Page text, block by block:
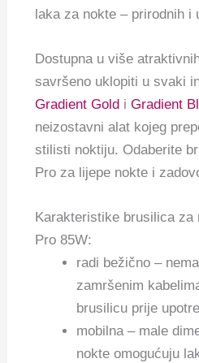
laka za nokte – prirodnih i
Dostupna u više
savršeno uklopiti u svaki
Gradient Gold iGradient
neizostavni alat kojeg
stilisti noktiju. Odaberite
Pro za lijepe nokte i
Karakteristike brusilica za
Pro 85W:
radi bežično –
zamršenim
brusilicu prije
mobilna – male
nokte omogućuju